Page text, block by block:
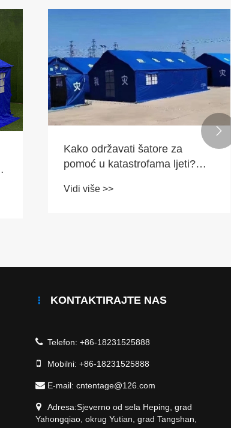
Kako održavati šatore za
pomoć u katastrofama ljeti?
održavanja i uobičajenih
Vidi više >>

KONTAKTIRAJTE NAS
Telefon: +86-18231525888
Mobilni: +86-18231525888
E-mail: cntentage@126.com
Adresa:Sjeverno od sela Heping, grad
Yahongqiao, okrug Yutian, grad Tangshan,